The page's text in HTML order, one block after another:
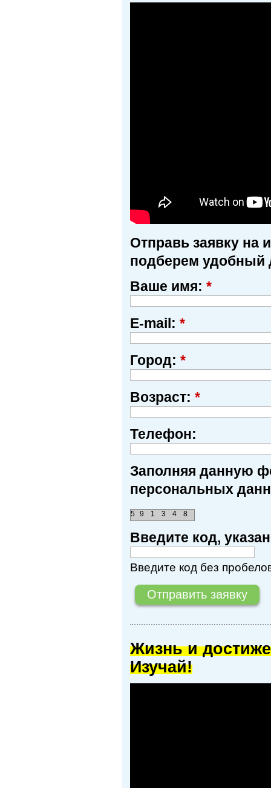
Отправь заявку на
подберем удобный
Ваше имя: *
E-mail: *
Город: *
Возраст: *
Телефон:
Заполняя данную
персональных
5 9 1 4
3 8
Введите код,
Введите код без
Жизнь и
Изучай!